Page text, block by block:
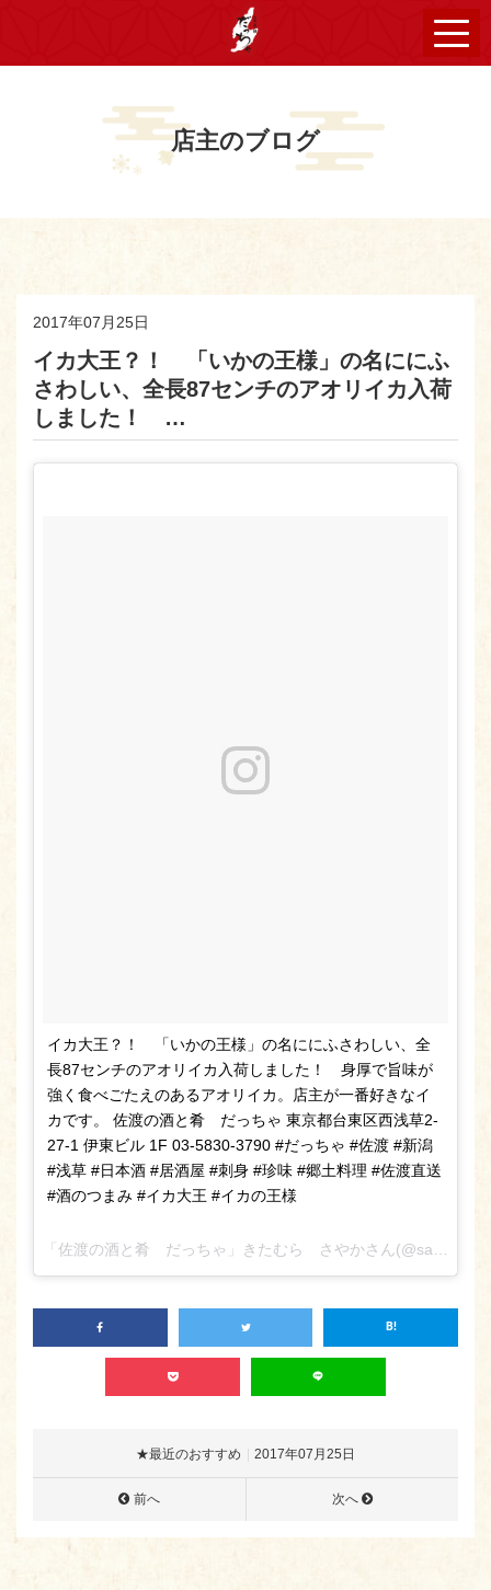
店主のブログ
2017年07月25日
イカ大王？！ 「いかの王様」の名ににふ
さわしい、全長87センチのアオリイカ入荷
しました！ …
イカ大王？！ 「いかの王様」の名ににふさわしい、全
長87センチのアオリイカ入荷しました！ 身厚で旨味が
強く食べごたえのあるアオリイカ。店主が一番好きなイ
カです。 佐渡の酒と肴 だっちゃ 東京都台東区西浅草2-
27-1 伊東ビル 1F 03-5830-3790 #だっちゃ #佐渡 #新潟
#浅草 #日本酒 #居酒屋 #刺身 #珍味 #郷土料理 #佐渡直送
#酒のつまみ #イカ大王 #イカの王様
★最近のおすすめ 2017年07月25日
前へ 次へ